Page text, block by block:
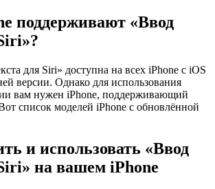
поддерживают «Ввод
для Siri» доступна на всех iPhone с iOS
версии. Однако для использования
вам нужен iPhone, поддерживающий
список моделей iPhone с обновлённой
и использовать «Ввод
на вашем iPhone